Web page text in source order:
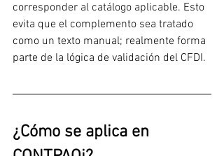
corresponder al catálogo aplicable. Esto
evita que el complemento sea tratado
como un texto manual; realmente forma
parte de la lógica de validación del CFDI.
¿Cómo se aplica en